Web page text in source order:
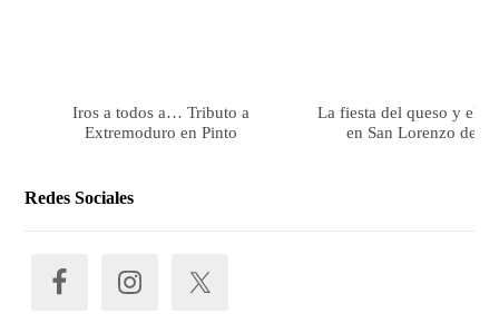
Iros a todos a… Tributo a
Extremoduro en Pinto
La fiesta del queso y el
en San Lorenzo de
Redes Sociales